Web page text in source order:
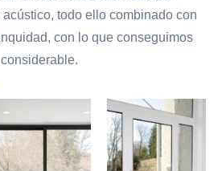
todo ello combinado con
con lo que conseguimos